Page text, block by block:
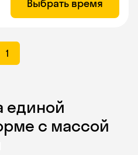
Выбрать время
1
единой
с массой